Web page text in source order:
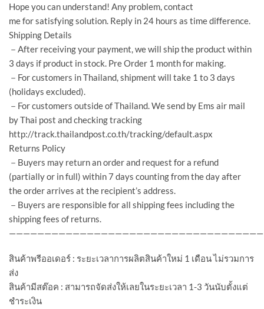
Hope you can understand! Any problem, contact
me for satisfying solution. Reply in 24 hours as time difference.
Shipping Details
－After receiving your payment, we will ship the product within
3 days if product in stock. Pre Order 1 month for making.
－For customers in Thailand, shipment will take 1 to 3 days
(holidays excluded).
－For customers outside of Thailand. We send by Ems air mail
by Thai post and checking tracking
http://track.thailandpost.co.th/tracking/default.aspx
Returns Policy
－Buyers may return an order and request for a refund
(partially or in full) within 7 days counting from the day after
the order arrives at the recipient’s address.
－Buyers are responsible for all shipping fees including the
shipping fees of returns.
สินค้าพรีออเดอร์ : ระยะเวลาการผลิตสินค้าใหม่ 1 เดือน ไม่รวมการ
ส่ง
สินค้ามีสต๊อค : สามารถจัดส่งให้เลยในระยะเวลา 1-3 วันนับตั้งแต่
ชำระเงิน